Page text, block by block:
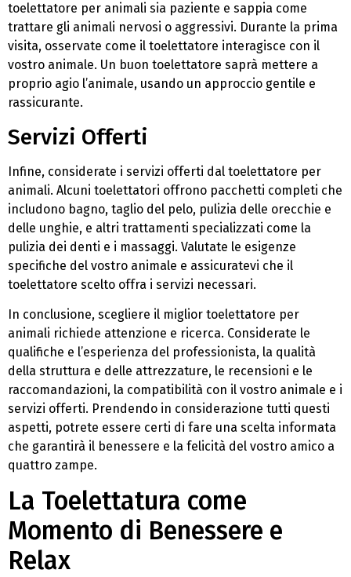
toelettatore per animali sia paziente e sappia come
trattare gli animali nervosi o aggressivi. Durante la prima
visita, osservate come il toelettatore interagisce con il
vostro animale. Un buon toelettatore saprà mettere a
proprio agio l’animale, usando un approccio gentile e
rassicurante.
Servizi Offerti
Infine, considerate i servizi offerti dal toelettatore per
animali. Alcuni toelettatori offrono pacchetti completi che
includono bagno, taglio del pelo, pulizia delle orecchie e
delle unghie, e altri trattamenti specializzati come la
pulizia dei denti e i massaggi. Valutate le esigenze
specifiche del vostro animale e assicuratevi che il
toelettatore scelto offra i servizi necessari.
In conclusione, scegliere il miglior toelettatore per
animali richiede attenzione e ricerca. Considerate le
qualifiche e l’esperienza del professionista, la qualità
della struttura e delle attrezzature, le recensioni e le
raccomandazioni, la compatibilità con il vostro animale e i
servizi offerti. Prendendo in considerazione tutti questi
aspetti, potrete essere certi di fare una scelta informata
che garantirà il benessere e la felicità del vostro amico a
quattro zampe.
La Toelettatura come
Momento di Benessere e
Relax